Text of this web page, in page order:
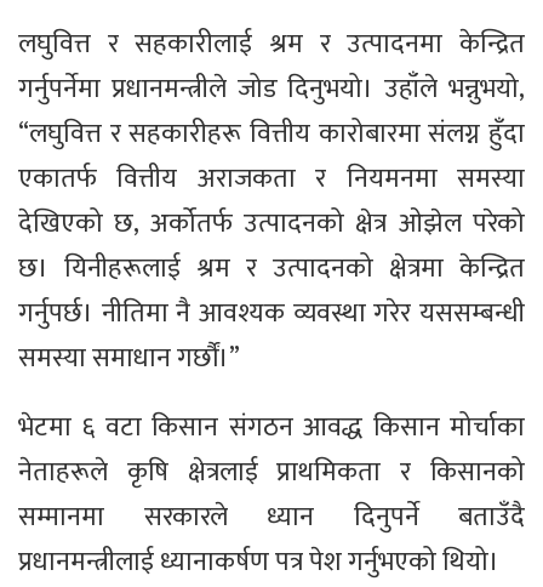
लघुवित्त र सहकारीलाई श्रम र उत्पादनमा केन्द्रित
गर्नुपर्नेमा प्रधानमन्त्रीले जोड दिनुभयो। उहाँले भन्नुभयो,
“लघुवित्त र सहकारीहरू वित्तीय कारोबारमा संलग्न हुँदा
एकातर्फ वित्तीय अराजकता र नियमनमा समस्या
देखिएको छ, अर्कोतर्फ उत्पादनको क्षेत्र ओझेल परेको
छ। यिनीहरूलाई श्रम र उत्पादनको क्षेत्रमा केन्द्रित
गर्नुपर्छ। नीतिमा नै आवश्यक व्यवस्था गरेर यससम्बन्धी
समस्या समाधान गर्छौं।”
भेटमा ६ वटा किसान संगठन आवद्ध किसान मोर्चाका
नेताहरूले कृषि क्षेत्रलाई प्राथमिकता र किसानको
सम्मानमा सरकारले ध्यान दिनुपर्ने बताउँदै
प्रधानमन्त्रीलाई ध्यानाकर्षण पत्र पेश गर्नुभएको थियो।